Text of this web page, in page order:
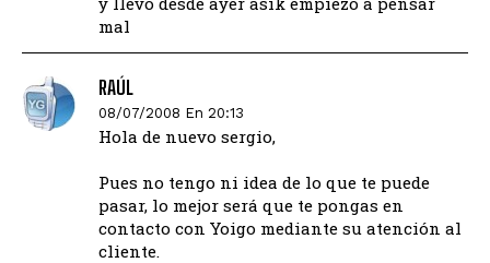
mal
RAÚL
08/07/2008 En 20:13
Hola de nuevo sergio,
Pues no tengo ni idea de lo que te puede
pasar, lo mejor será que te pongas en
contacto con Yoigo mediante su atención al
cliente.